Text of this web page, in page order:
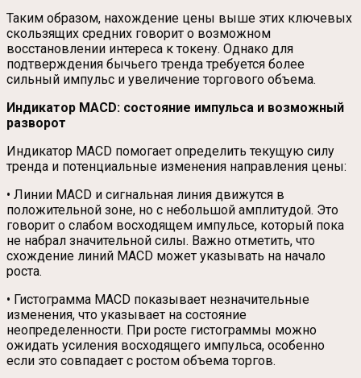
Таким образом, нахождение цены выше этих ключевых
скользящих средних говорит о возможном
восстановлении интереса к токену. Однако для
подтверждения бычьего тренда требуется более
сильный импульс и увеличение торгового объема.
Индикатор MACD: состояние импульса и возможный
разворот
Индикатор MACD помогает определить текущую силу
тренда и потенциальные изменения направления цены:
• Линии MACD и сигнальная линия движутся в
положительной зоне, но с небольшой амплитудой. Это
говорит о слабом восходящем импульсе, который пока
не набрал значительной силы. Важно отметить, что
схождение линий MACD может указывать на начало
роста.
• Гистограмма MACD показывает незначительные
изменения, что указывает на состояние
неопределенности. При росте гистограммы можно
ожидать усиления восходящего импульса, особенно
если это совпадает с ростом объема торгов.